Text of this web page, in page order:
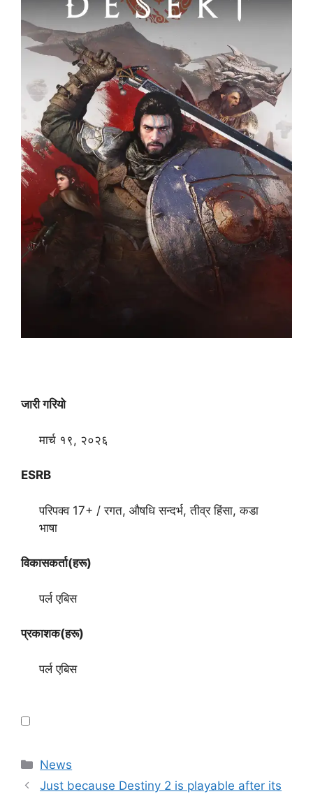
जारी गरियो
मार्च १९, २०२६
ESRB
परिपक्व 17+ / रगत, औषधि सन्दर्भ, तीव्र हिंसा, कडा
भाषा
विकासकर्ता(हरू)
पर्ल एबिस
प्रकाशक(हरू)
पर्ल एबिस
Categories
News
Just because Destiny 2 is playable after its